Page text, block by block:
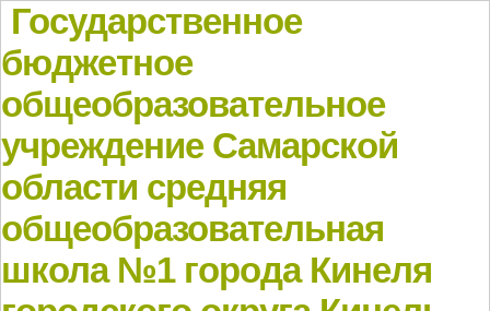
Государственное
бюджетное
общеобразовательное
учреждение Самарской
области средняя
общеобразовательная
школа №1 города Кинеля